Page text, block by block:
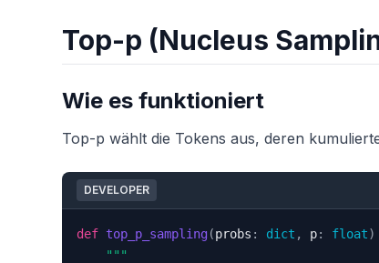
Top-p (Nucleus
Wie es funktioniert
Top-p wählt die Tokens aus, deren
DEVELOPER
def top_p_sampling(probs : dict , p: float)